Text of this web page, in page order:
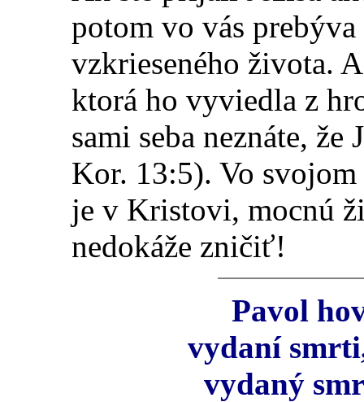
potom vo vás
vzkrieseného života.
ktorá ho vyviedla z
sami seba neznáte,
Kor. 13:5). Vo
je v Kristovi, mocnú
nedokáže zničiť!
Pavol
vydaní
vydaný